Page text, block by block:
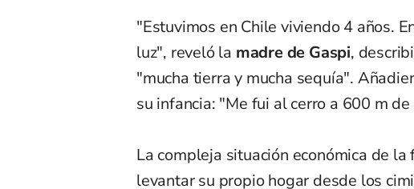
"Estuvimos en Chile viviendo 4 años.
luz", reveló la madre de Gaspi,
"mucha tierra y mucha sequía".
su infancia: "Me fui al cerro a 600 m
La compleja situación económica de
levantar su propio hogar desde los